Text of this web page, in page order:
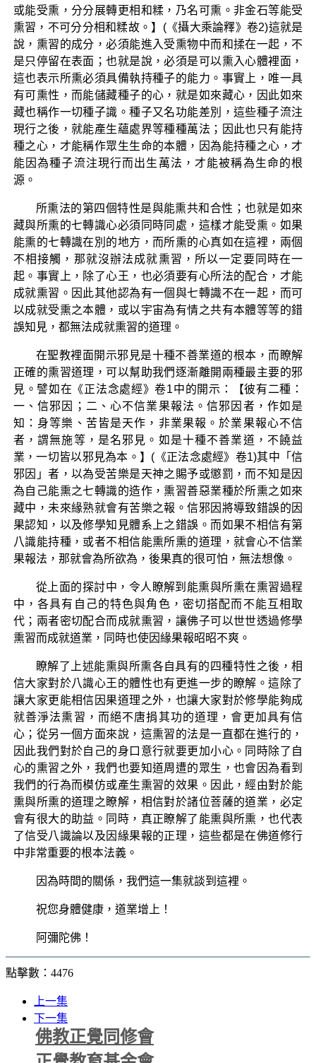
或能受熏，分分展轉更相和糅，乃名可熏。非金石等能受
熏習，不可分分相和糅故。】(《攝大乘論釋》卷2)這就是
說，熏習的成分，必須能進入受熏物中而和揉在一起，不
是只停留在表面；也就是說，必須是可以熏入心體裡面，
這也表示所熏必須具備執持種子的能力。事實上，唯一具
有可熏性，而能儲藏種子的心，就是如來藏心，因此如來
藏也稱作一切種子識。種子又名功能差別，這些種子流注
現行之後，就能產生蘊處界等種種萬法；因此也只有能持
種之心，才能稱作眾生生命的本體，因為能持種之心，才
能因為種子流注現行而出生萬法，才能被稱為生命的根
源。
所熏法的第四個特性是與能熏共和合性；也就是如來
藏與所熏的七轉識心必須同時同處，這樣才能受熏。如果
能熏的七轉識在別的地方，而所熏的心真如在這裡，兩個
不相接觸，那就沒辦法成就熏習，所以一定要同時在一
起。事實上，除了心王，也必須要有心所法的配合，才能
成就熏習。因此其他認為有一個與七轉識不在一起，而可
以成就受熏之本體，或以宇宙為有情之共有本體等等的錯
誤知見，都無法成就熏習的道理。
在聖教裡面開示邪見是十種不善業道的根本，而瞭解
正確的熏習道理，可以幫助我們逐漸離開兩種最主要的邪
見。譬如在《正法念處經》卷1中的開示：【彼有二種：
一、信邪因；二、心不信業果報法。信邪因者，作如是
知：身等樂、苦皆是天作，非業果報。於業果報心不信
者，謂無施等，是名邪見。如是十種不善業道，不饒益
業，一切皆以邪見為本。】(《正法念處經》卷1)其中「信
邪因」者，以為受苦樂是天神之賜予或懲罰，而不知是因
為自己能熏之七轉識的造作，熏習善惡業種於所熏之如來
藏中，未來緣熟就會有苦樂之報。信邪因將導致錯誤的因
果認知，以及修學知見體系上之錯誤。而如果不相信有第
八識能持種，或者不相信能熏所熏的道理，就會心不信業
果報法，那就會為所欲為，後果真的很可怕，無法想像。
從上面的探討中，令人瞭解到能熏與所熏在熏習過程
中，各具有自己的特色與角色，密切搭配而不能互相取
代；兩者密切配合而成就熏習，讓佛子可以世世透過修學
熏習而成就道業，同時也使因緣果報昭昭不爽。
瞭解了上述能熏與所熏各自具有的四種特性之後，相
信大家對於八識心王的體性也有更進一步的瞭解。這除了
讓大家更能相信因果道理之外，也讓大家對於修學能夠成
就善淨法熏習，而絕不唐捐其功的道理，會更加具有信
心；從另一個方面來說，這熏習的法是一直都在進行的，
因此我們對於自己的身口意行就要更加小心。同時除了自
心的熏習之外，我們也要知道周遭的眾生，也會因為看到
我們的行為而模仿或產生熏習的效果。因此，經由對於能
熏與所熏的道理之瞭解，相信對於諸位菩薩的道業，必定
會有很大的助益。同時，真正瞭解了能熏與所熏，也代表
了信受八識論以及因緣果報的正理，這些都是在佛道修行
中非常重要的根本法義。
因為時間的關係，我們這一集就談到這裡。
祝您身體健康，道業增上！
阿彌陀佛！
點擊數：4476
上一集
下一集
佛教正覺同修會